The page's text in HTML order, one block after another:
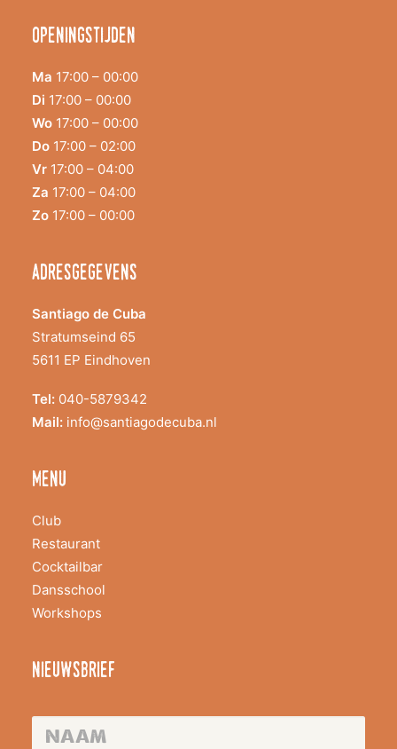
Openingstijden
Ma 17:00 – 00:00
Di 17:00 – 00:00
Wo 17:00 – 00:00
Do 17:00 – 02:00
Vr 17:00 – 04:00
Za 17:00 – 04:00
Zo 17:00 – 00:00
adresgegevens
Santiago de Cuba
Stratumseind 65
5611 EP Eindhoven
Tel: 040-5879342
Mail: info@santiagodecuba.nl
menu
Club
Restaurant
Cocktailbar
Dansschool
Workshops
nieuwsbrief